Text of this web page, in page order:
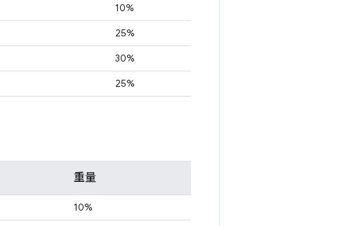
10%
25%
30%
25%
重量
10%